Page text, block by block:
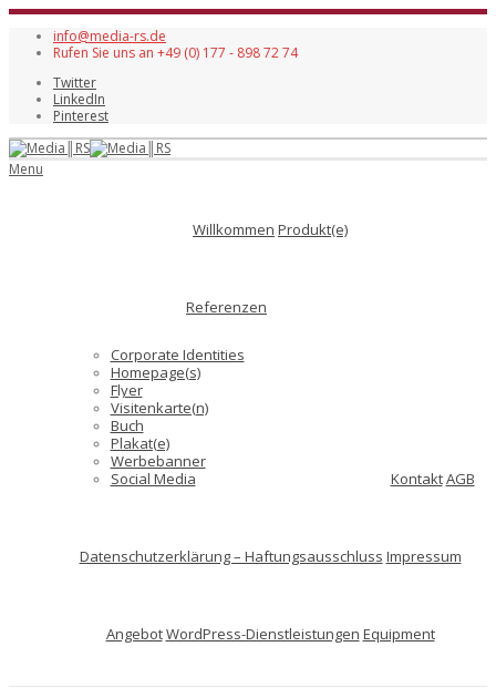
info@media-rs.de
Rufen Sie uns an +49 (0) 177 - 898 72 74
Twitter
LinkedIn
Pinterest
Menu
Willkommen Produkt(e)
Referenzen
Corporate Identities
Homepage(s)
Flyer
Visitenkarte(n)
Buch
Plakat(e)
Werbebanner
Social Media
KontaktAGB
Datenschutzerklärung – Haftungsausschluss Impressum
AngebotWordPress-Dienstleistungen Equipment